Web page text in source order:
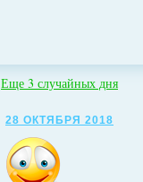
Еще 3 случайных дня
28 ОКТЯБРЯ 2018